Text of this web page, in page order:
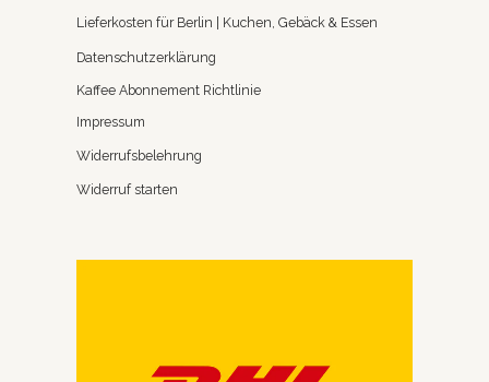
Lieferkosten für Berlin | Kuchen, Gebäck & Essen
Datenschutzerklärung
Kaffee Abonnement Richtlinie
Impressum
Widerrufsbelehrung
Widerruf starten